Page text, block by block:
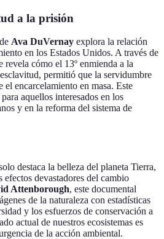
a la prisión
Ava DuVernay explora la relación
en los Estados Unidos. A través de
revela cómo el 13º enmienda a la
permitió que la servidumbre
encarcelamiento en masa. Este
aquellos interesados en los
y en la reforma del sistema de
destaca la belleza del planeta Tierra,
devastadores del cambio
Attenborough, este documental
de la naturaleza con estadísticas
y los esfuerzos de conservación a
actual de nuestros ecosistemas es
de la acción ambiental.